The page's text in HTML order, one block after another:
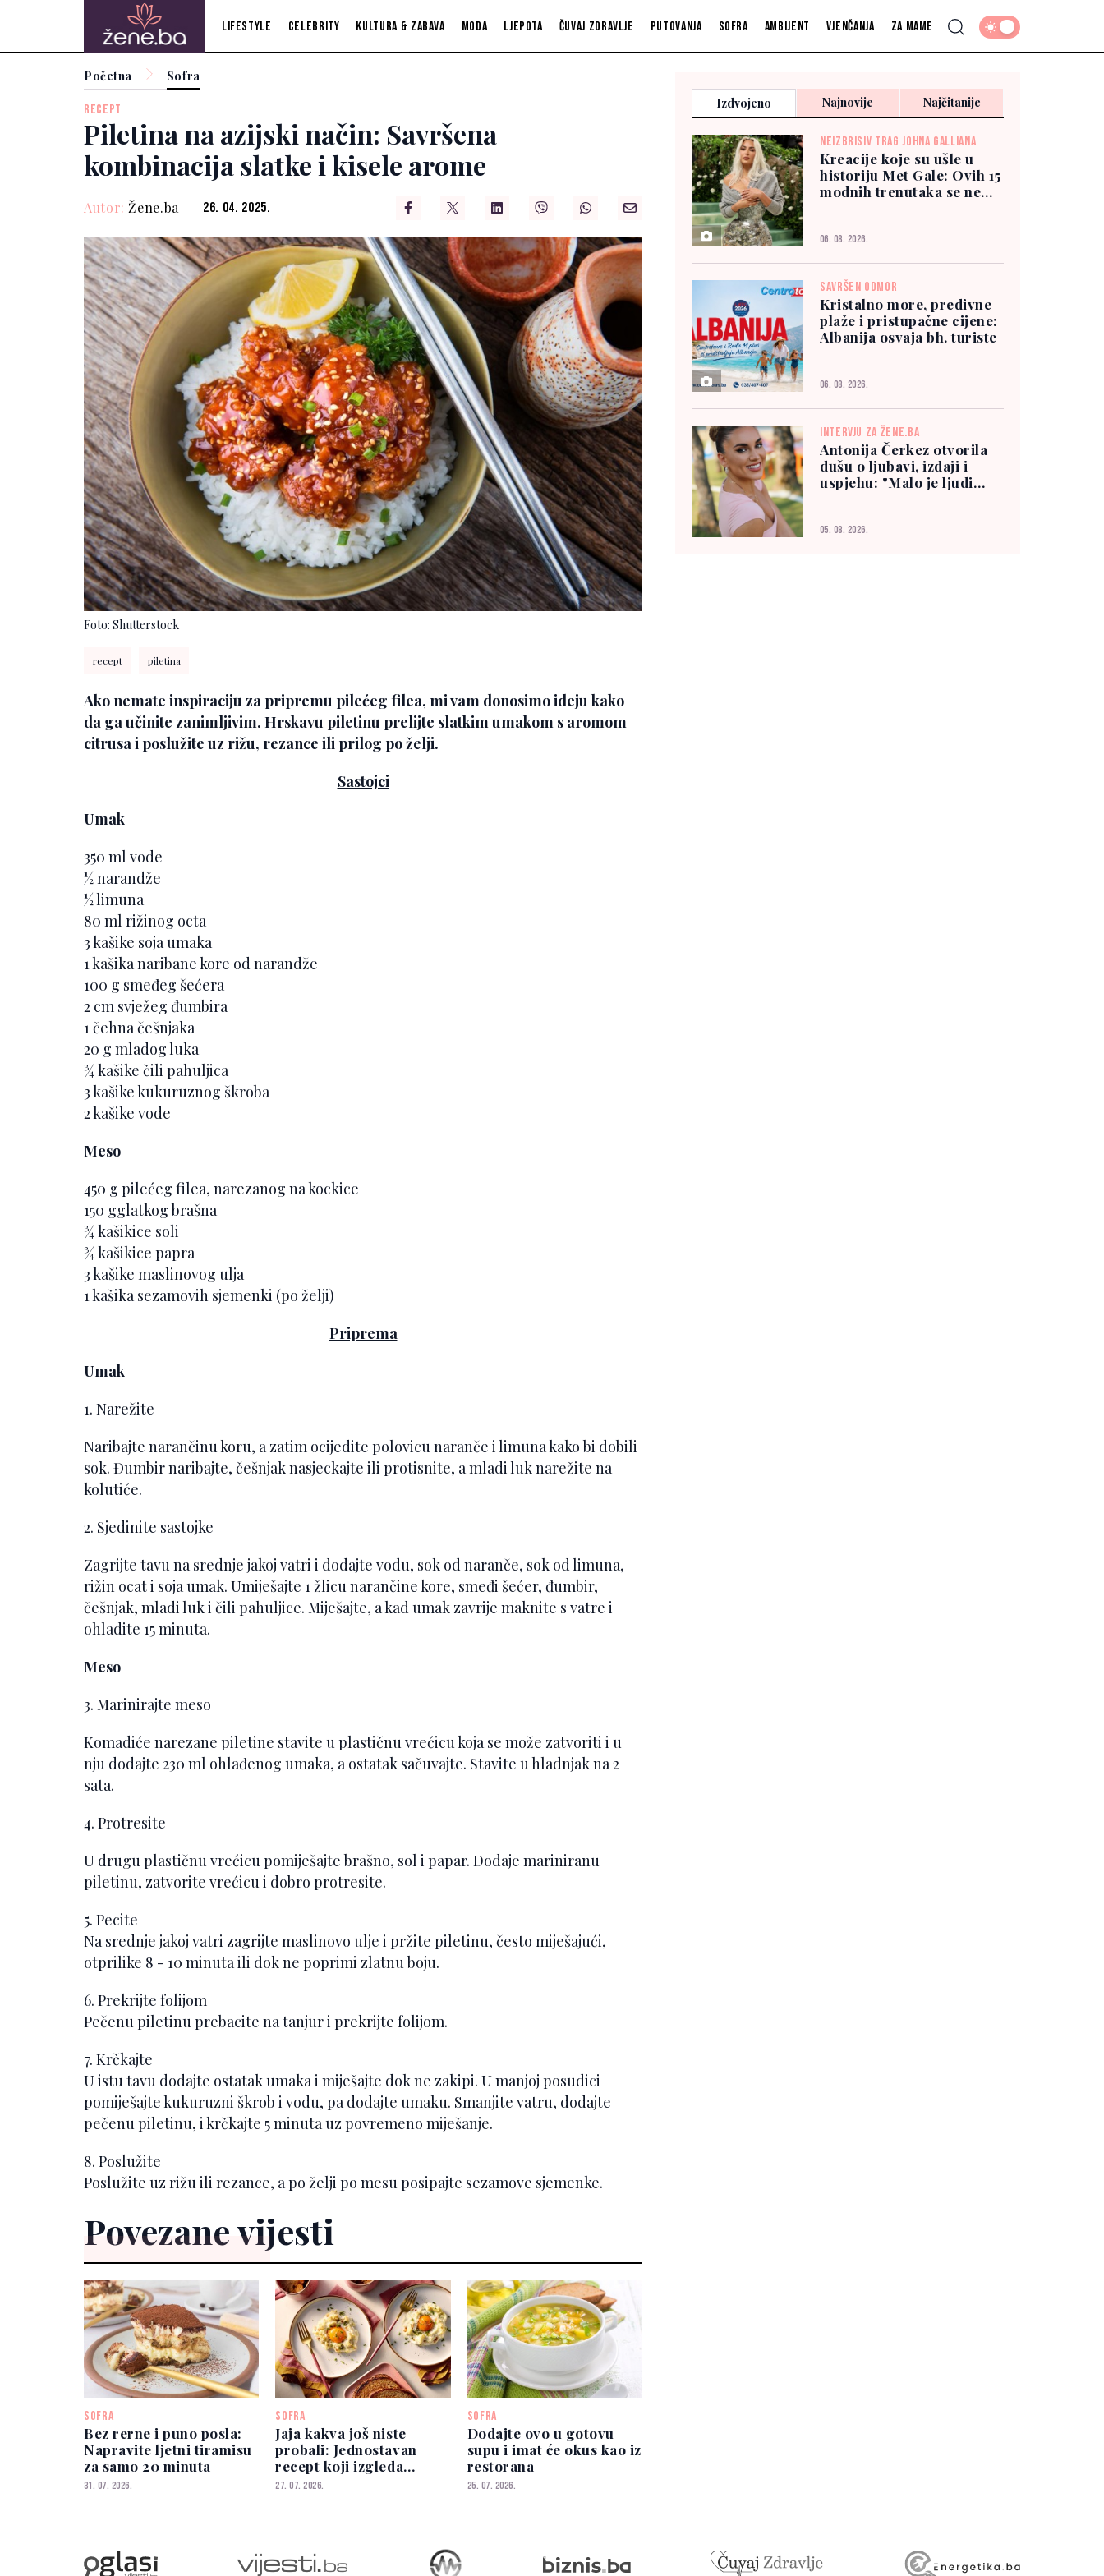
Lifestyle Celebrity Kultura & zabava Moda Ljepota Čuvaj zdravlje Putovanja Sofra Ambijent Vjenčanja Za mame
Početna Sofra
RECEPT
Piletina na azijski način: Savršena
kombinacija slatke i kisele arome
Autor: Žene.ba 26. 04. 2025.
Foto: Shutterstock
recept piletina
Ako nemate inspiraciju za pripremu pilećeg filea, mi vam donosimo ideju kako
da ga učinite zanimljivim. Hrskavu piletinu prelijte slatkim umakom s aromom
citrusa i poslužite uz rižu, rezance ili prilog po želji.
Sastojci
Umak
350 ml vode
½ narandže
½ limuna
80 ml rižinog octa
3 kašike soja umaka
1 kašika naribane kore od narandže
100 g smeđeg šećera
2 cm svježeg đumbira
1 čehna češnjaka
20 g mladog luka
¾ kašike čili pahuljica
3 kašike kukuruznog škroba
2 kašike vode
Meso
450 g pilećeg filea, narezanog na kockice
150 gglatkog brašna
¾ kašikice soli
¾ kašikice papra
3 kašike maslinovog ulja
1 kašika sezamovih sjemenki (po želji)
Priprema
Umak
1. Narežite
Naribajte narančinu koru, a zatim ocijedite polovicu naranče i limuna kako bi dobili
sok. Đumbir naribajte, češnjak nasjeckajte ili protisnite, a mladi luk narežite na
kolutiće.
2. Sjedinite sastojke
Zagrijte tavu na srednje jakoj vatri i dodajte vodu, sok od naranče, sok od limuna,
rižin ocat i soja umak. Umiješajte 1 žlicu narančine kore, smeđi šećer, đumbir,
češnjak, mladi luk i čili pahuljice. Miješajte, a kad umak zavrije maknite s vatre i
ohladite 15 minuta.
Meso
3. Marinirajte meso
Komadiće narezane piletine stavite u plastičnu vrećicu koja se može zatvoriti i u
nju dodajte 230 ml ohlađenog umaka, a ostatak sačuvajte. Stavite u hladnjak na 2
sata.
4. Protresite
U drugu plastičnu vrećicu pomiješajte brašno, sol i papar. Dodaje mariniranu
piletinu, zatvorite vrećicu i dobro protresite.
5. Pecite
Na srednje jakoj vatri zagrijte maslinovo ulje i pržite piletinu, često miješajući,
otprilike 8 - 10 minuta ili dok ne poprimi zlatnu boju.
6. Prekrijte folijom
Pečenu piletinu prebacite na tanjur i prekrijte folijom.
7. Krčkajte
U istu tavu dodajte ostatak umaka i miješajte dok ne zakipi. U manjoj posudici
pomiješajte kukuruzni škrob i vodu, pa dodajte umaku. Smanjite vatru, dodajte
pečenu piletinu, i krčkajte 5 minuta uz povremeno miješanje.
8. Poslužite
Poslužite uz rižu ili rezance, a po želji po mesu posipajte sezamove sjemenke.
Povezane vijesti
SOFRA
Bez rerne i puno posla:
Napravite ljetni tiramisu
za samo 20 minuta
31. 07. 2026.
SOFRA
Jaja kakva još niste
probali: Jednostavan
recept koji izgleda
spektakularno
27. 07. 2026.
SOFRA
Dodajte ovo u gotovu
supu i imat će okus kao iz
restorana
25. 07. 2026.
Izdvojeno Najnovije Najčitanije
NEIZBRISIV TRAG JOHNA GALLIANA
Kreacije koje su ušle u
historiju Met Gale: Ovih 15
modnih trenutaka se ne
06. 08. 2026.
SAVRŠEN ODMOR
Kristalno more, predivne
plaže i pristupačne cijene:
Albanija osvaja bh. turiste
06. 08. 2026.
INTERVJU ZA ŽENE.BA
Antonija Čerkez otvorila
dušu o ljubavi, izdaji i
uspjehu: "Malo je ljudi
05. 08. 2026.